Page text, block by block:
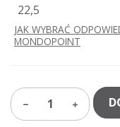
22,5
JAK WYBRAĆ
MONDOPOINT
1